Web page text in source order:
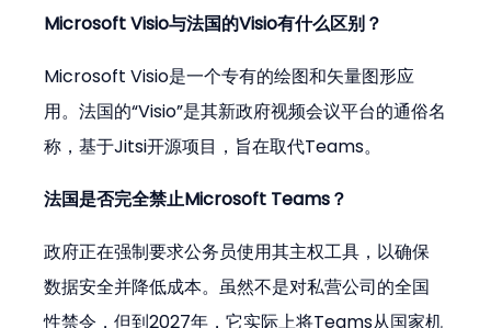
Microsoft Visio与法国的Visio有什么区别？
Microsoft Visio是一个专有的绘图和矢量图形应
用。法国的“Visio”是其新政府视频会议平台的通俗名
称，基于Jitsi开源项目，旨在取代Teams。
法国是否完全禁止Microsoft Teams？
政府正在强制要求公务员使用其主权工具，以确保
数据安全并降低成本。虽然不是对私营公司的全国
性禁令，但到2027年，它实际上将Teams从国家机